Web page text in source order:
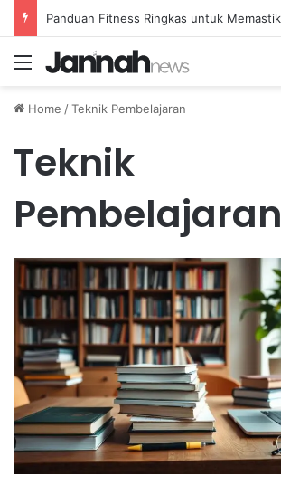
Menu
Home /Teknik Pembelajaran
Teknik
Pembelajaran